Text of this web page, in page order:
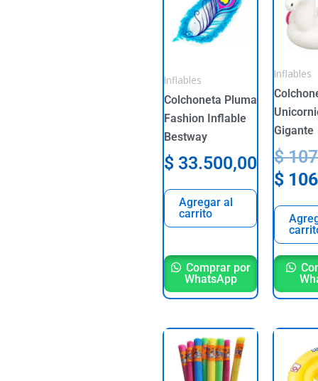
Inflables
Colchoneta Pluma
Fashion Inflable
Bestway
$ 33.500,00
Agregar al
carrito
Comprar por
WhatsApp
Inflables
Gigante
$
was:
$
$